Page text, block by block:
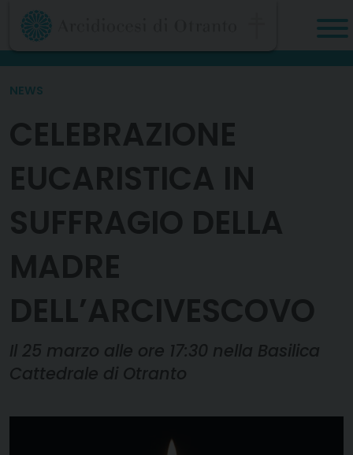
Skip
content
NEWS
CELEBRAZIONE
EUCARISTICA IN
SUFFRAGIO DELLA
MADRE
DELL’ARCIVESCOVO
Il 25 marzo alle ore 17:30 nella Basilica
Cattedrale di Otranto